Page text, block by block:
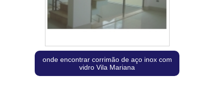
onde encontrar corrimão de aço inox com
vidro Vila Mariana